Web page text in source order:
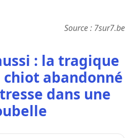
Source : 7sur7.be
: la tragique
chiot abandonné
dans une